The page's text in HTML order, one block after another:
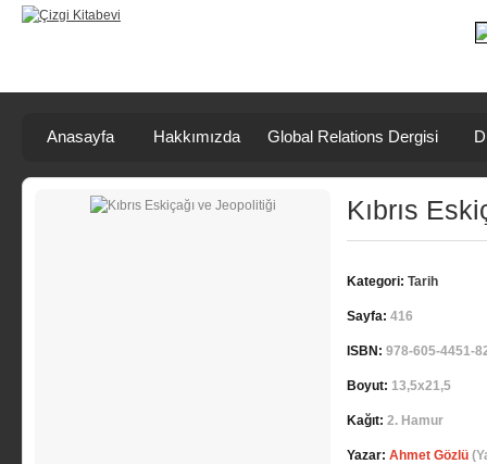
Anasayfa Hakkımızda Global Relations Dergisi
Kıbrıs
Kategori: Tarih
Sayfa: 416
ISBN: 978-605-4451-
Boyut: 13,5x21,5
Kağıt: 2. Hamur
Yazar: Ahmet Gözlü